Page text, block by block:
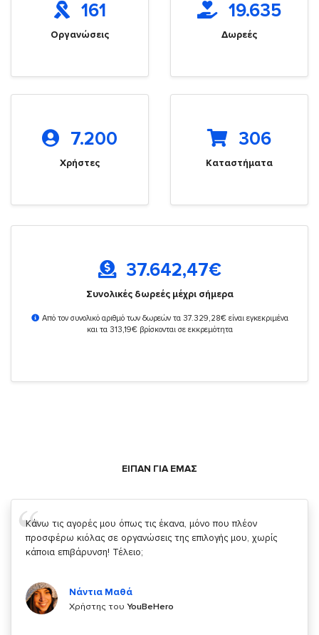
161
Οργανώσεις
19.635
Δωρεές
7.200
Χρήστες
306
Καταστήματα
37.642,47€
Συνολικές δωρεές μέχρι σήμερα
Από τον συνολικό αριθμό των δωρεών τα 37.329,28€ είναι εγκεκριμένα
και τα 313,19€ βρίσκονται σε εκκρεμότητα
ΕΙΠΑΝ ΓΙΑ ΕΜΑΣ
Σας ευχαριστώ που μας δίνετε την δυνατότητα να κάνουμε
κάτι!
Χρήστης τουYouBeHero